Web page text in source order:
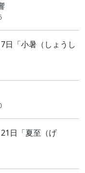
「小暑（しょうし
日「夏至（げ